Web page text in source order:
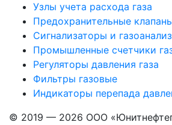
Узлы учета расхода газа
Предохранительные
Сигнализаторы и
Промышленные счетчики
Регуляторы давления газа
Фильтры газовые
Индикаторы перепада
© 2019 — 2026 ООО